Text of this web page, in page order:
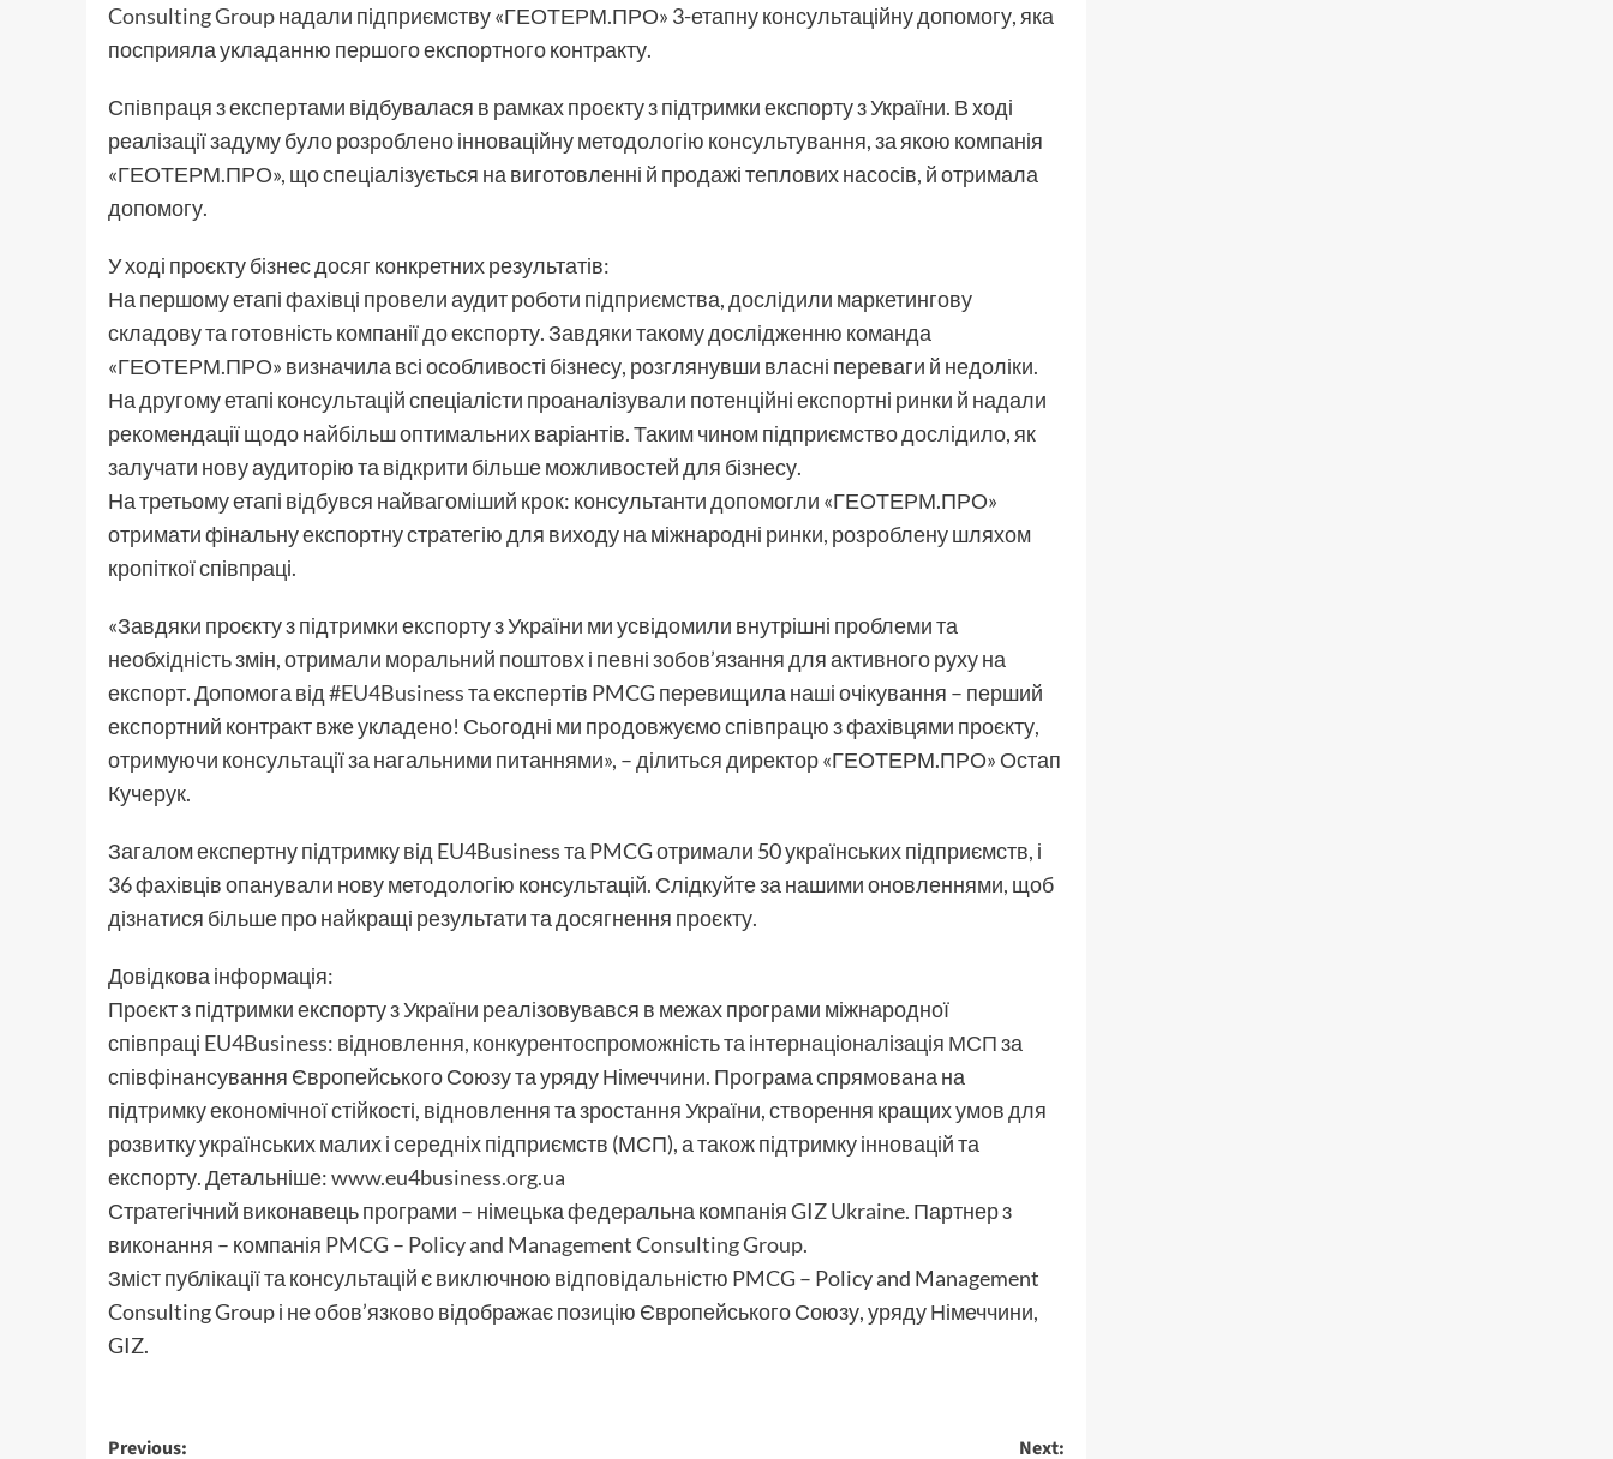
Consulting Groupнадали підприємству «ГЕОТЕРМ.ПРО» 3-етапну консультаційну допомогу, яка
посприяла укладанню першого експортного контракту.
Співпраця з експертами відбувалася в рамках проєкту з підтримки експорту з України. В ході
реалізації задуму було розроблено інноваційну методологію консультування, за якою компанія
«ГЕОТЕРМ.ПРО», що спеціалізується на виготовленні й продажі теплових насосів, й отримала
допомогу.
У ході проєкту бізнес досяг конкретних результатів:
На першому етапі фахівці провели аудит роботи підприємства, дослідили маркетингову
складову та готовність компанії до експорту. Завдяки такому дослідженню команда
«ГЕОТЕРМ.ПРО» визначила всі особливості бізнесу, розглянувши власні переваги й недоліки.
На другому етапі консультацій спеціалісти проаналізували потенційні експортні ринки й надали
рекомендації щодо найбільш оптимальних варіантів. Таким чином підприємство дослідило, як
залучати нову аудиторію та відкрити більше можливостей для бізнесу.
На третьому етапі відбувся найвагоміший крок: консультанти допомогли «ГЕОТЕРМ.ПРО»
отримати фінальну експортну стратегію для виходу на міжнародні ринки, розроблену шляхом
кропіткої співпраці.
«Завдяки проєкту з підтримки експорту з України ми усвідомили внутрішні проблеми та
необхідність змін, отримали моральний поштовх і певні зобов’язання для активного руху на
експорт. Допомога від#EU4Businessта експертів PMCG перевищила наші очікування – перший
експортний контракт вже укладено! Сьогодні ми продовжуємо співпрацю з фахівцями проєкту,
отримуючи консультації за нагальними питаннями», – ділиться директор «ГЕОТЕРМ.ПРО» Остап
Кучерук.
Загалом експертну підтримку від EU4Business та PMCG отримали 50 українських підприємств, і
36 фахівців опанували нову методологію консультацій. Слідкуйте за нашими оновленнями, щоб
дізнатися більше про найкращі результати та досягнення проєкту.
Довідкова інформація:
Проєкт з підтримки експорту з України реалізовувався в межах програми міжнародної
співпраці EU4Business: відновлення, конкурентоспроможність та інтернаціоналізація МСПза
співфінансування Європейського Союзу та уряду Німеччини. Програма спрямована на
підтримку економічної стійкості, відновлення та зростання України, створення кращих умов для
розвитку українських малих і середніх підприємств (МСП), а також підтримку інновацій та
експорту. Детальніше:www.eu4business.org.ua
Стратегічний виконавець програми – німецька федеральна компаніяGIZ Ukraine. Партнер з
виконання – компанія PMCG – Policy and Management Consulting Group.
Зміст публікації та консультацій є виключною відповідальністю PMCG – Policy and Management
Consulting Group і не обов’язково відображає позицію Європейського Союзу, уряду Німеччини,
GIZ.
Previous:
Next: